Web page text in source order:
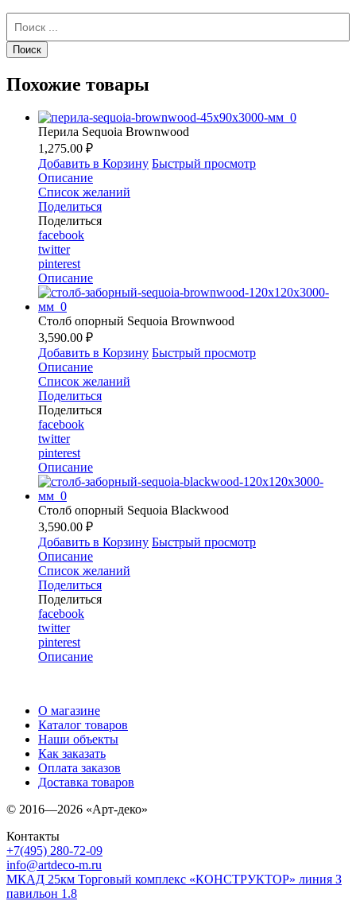
Похожие товары
Перила Sequoia Brownwood
1,275.00 ₽
Добавить в Корзину Быстрый просмотр
Описание
Список желаний
Поделиться
Поделиться
facebook
twitter
pinterest
Описание
Столб опорный Sequoia Brownwood
3,590.00 ₽
Добавить в Корзину Быстрый просмотр
Описание
Список желаний
Поделиться
Поделиться
facebook
twitter
pinterest
Описание
Столб опорный Sequoia Blackwood
3,590.00 ₽
Добавить в Корзину Быстрый просмотр
Описание
Список желаний
Поделиться
Поделиться
facebook
twitter
pinterest
Описание
О магазине
Каталог товаров
Наши объекты
Как заказать
Оплата заказов
Доставка товаров
© 2016—2026 «Арт-деко»
Контакты
+7(495) 280-72-09
info@artdeco-m.ru
МКАД 25км Торговый комплекс «КОНСТРУКТОР» линия З
павильон 1.8